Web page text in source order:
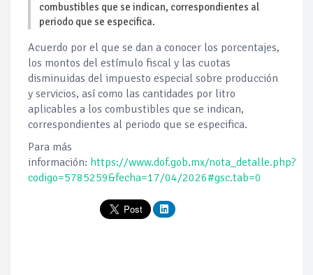
combustibles que se indican, correspondientes al
periodo que se especifica.
Acuerdo por el que se dan a conocer los porcentajes,
los montos del estímulo fiscal y las cuotas
disminuidas del impuesto especial sobre producción
y servicios, así como las cantidades por litro
aplicables a los combustibles que se indican,
correspondientes al periodo que se especifica.
Para más
información: https://www.dof.gob.mx/nota_detalle.php?
codigo=5785259&fecha=17/04/2026#gsc.tab=0